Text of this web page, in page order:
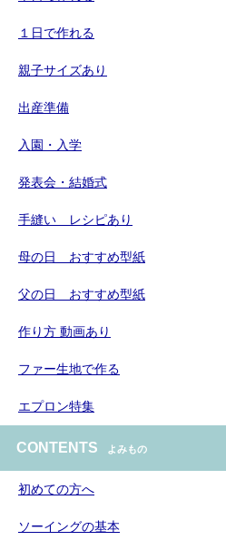
１日で作れる
親子サイズあり
出産準備
入園・入学
発表会・結婚式
手縫い レシピあり
母の日 おすすめ型紙
父の日 おすすめ型紙
作り方 動画あり
ファー生地で作る
エプロン特集
CONTENTS よみもの
初めての方へ
ソーイングの基本